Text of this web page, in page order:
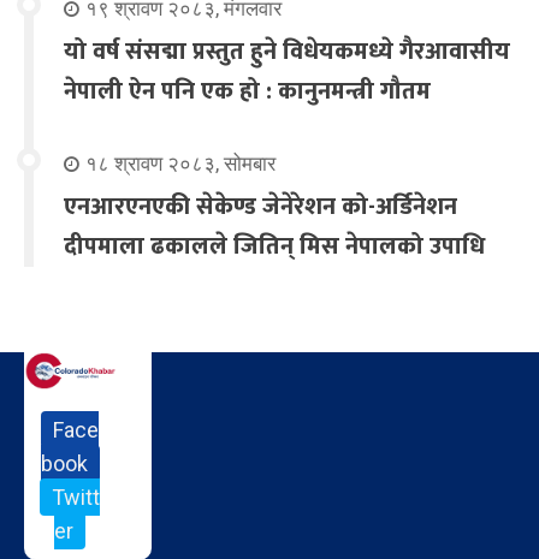
१९ श्रावण २०८३, मंगलवार
यो वर्ष संसद्मा प्रस्तुत हुने विधेयकमध्ये गैरआवासीय
नेपाली ऐन पनि एक हो : कानुनमन्त्री गौतम
१८ श्रावण २०८३, सोमबार
एनआरएनएकी सेकेण्ड जेनेरेशन को-अर्डिनेशन
दीपमाला ढकालले जितिन् मिस नेपालको उपाधि
Face
book
Twitt
er